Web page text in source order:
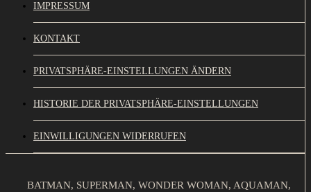
IMPRESSUM
KONTAKT
PRIVATSPHÄRE-EINSTELLUNGEN ÄNDERN
HISTORIE DER PRIVATSPHÄRE-EINSTELLUNGEN
EINWILLIGUNGEN WIDERRUFEN
BATMAN, SUPERMAN, WONDER WOMAN, AQUAMAN,